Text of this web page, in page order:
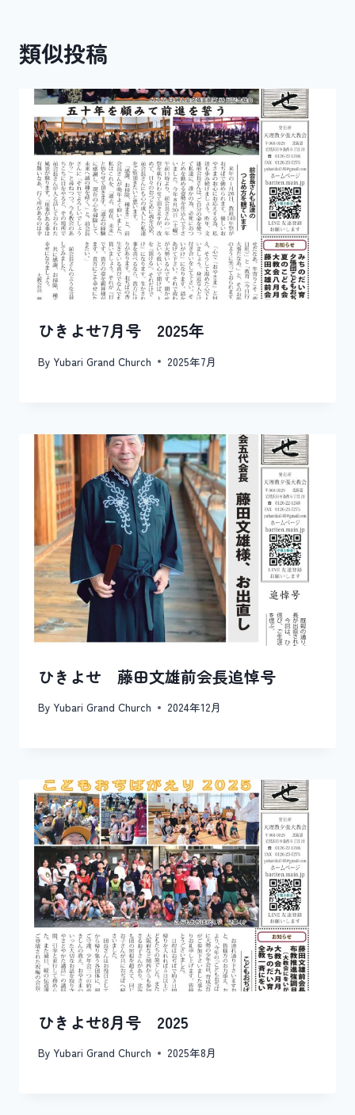
ー
シ
ョ
ン
類似投稿
ひきよせ7月号 2025年
By Yubari Grand Church 2025年7月
ひきよせ 藤田文雄前会長追悼号
By Yubari Grand Church 2024年12月
ひきよせ8月号 2025
By Yubari Grand Church 2025年8月